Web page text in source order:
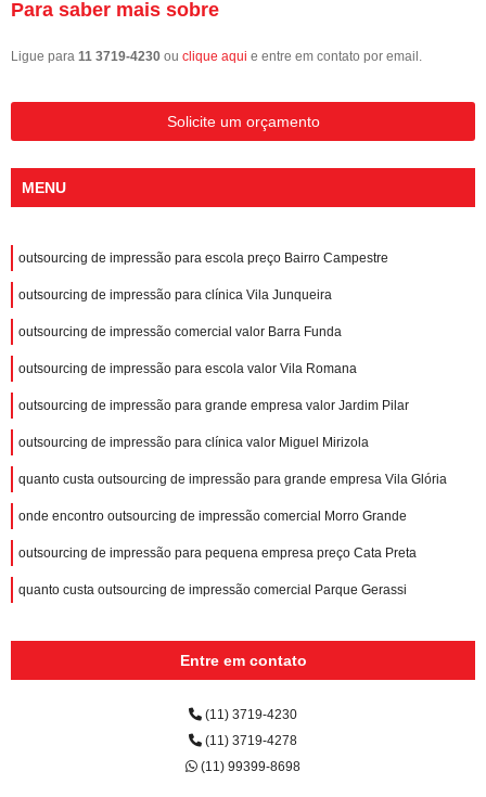
Para saber mais sobre
Ligue para 11 3719-4230 ou clique aqui e entre em contato por email.
Solicite um orçamento
MENU
outsourcing de impressão para escola preço Bairro Campestre
outsourcing de impressão para clínica Vila Junqueira
outsourcing de impressão comercial valor Barra Funda
outsourcing de impressão para escola valor Vila Romana
outsourcing de impressão para grande empresa valor Jardim Pilar
outsourcing de impressão para clínica valor Miguel Mirizola
quanto custa outsourcing de impressão para grande empresa Vila Glória
onde encontro outsourcing de impressão comercial Morro Grande
outsourcing de impressão para pequena empresa preço Cata Preta
quanto custa outsourcing de impressão comercial Parque Gerassi
Entre em contato
(11) 3719-4230
(11) 3719-4278
(11) 99399-8698